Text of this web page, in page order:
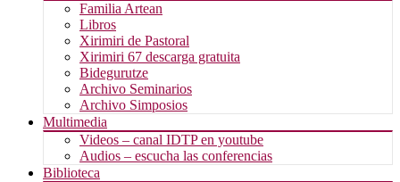
Familia Artean
Libros
Xirimiri de Pastoral
Xirimiri 67 descarga gratuita
Bidegurutze
Archivo Seminarios
Archivo Simposios
Multimedia
Videos – canal IDTP en youtube
Audios – escucha las conferencias
Biblioteca